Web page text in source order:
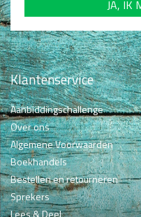
Klantenservice
Aanbiddingschallenge
Over ons
Algemene Voorwaarden
Boekhandels
Bestellen en retourneren
Sprekers
Lees & Deel